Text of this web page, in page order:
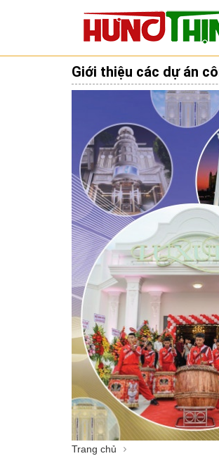
Giới thiệu các dự án
Trang chủ